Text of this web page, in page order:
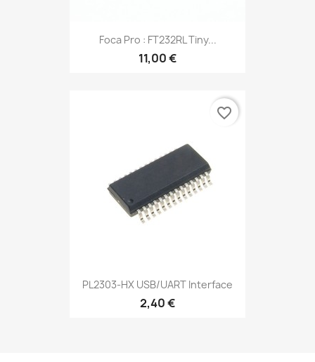
Foca Pro : FT232RL Tiny...
11,00 €
PL2303-HX USB/UART Interface
2,40 €
favorite_border